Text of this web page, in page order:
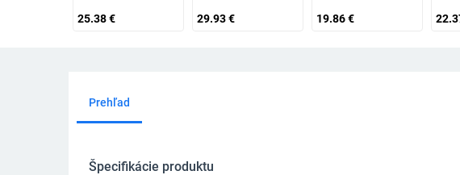
25.38€ 29.93€ 19.86€
Prehľad
Špecifikácie produktu